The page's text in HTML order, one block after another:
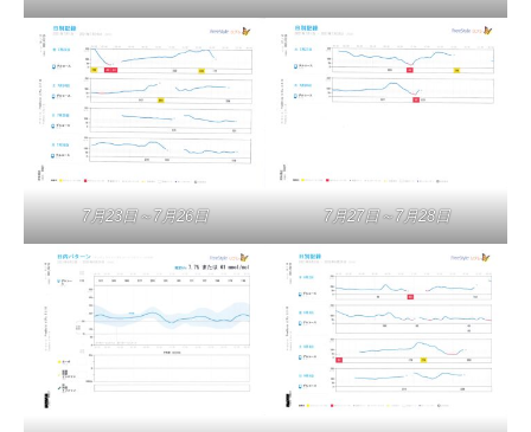
7月23日～7月26日 7月27日～7月28日